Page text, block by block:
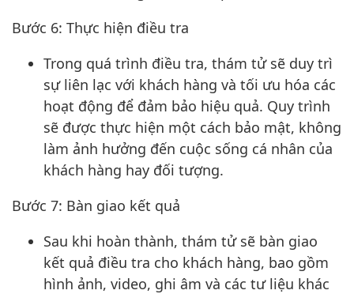
Bước 6: Thực hiện điều tra
Trong quá trình điều tra, thám tử sẽ duy trì
sự liên lạc với khách hàng và tối ưu hóa các
hoạt động để đảm bảo hiệu quả. Quy trình
sẽ được thực hiện một cách bảo mật, không
làm ảnh hưởng đến cuộc sống cá nhân của
khách hàng hay đối tượng.
Bước 7: Bàn giao kết quả
Sau khi hoàn thành, thám tử sẽ bàn giao
kết quả điều tra cho khách hàng, bao gồm
hình ảnh, video, ghi âm và các tư liệu khác